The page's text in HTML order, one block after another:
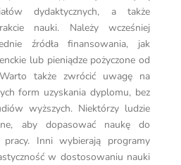
dydaktycznych, a także
nauki. Należy wcześniej
źródła finansowania, jak
lub pieniądze pożyczone od
także zwrócić uwagę na
form uzyskania dyplomu, bez
wyższych. Niektórzy ludzie
aby dopasować naukę do
Inni wybierają programy
w dostosowaniu nauki